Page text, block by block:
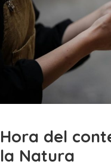
Hora del
la Natura